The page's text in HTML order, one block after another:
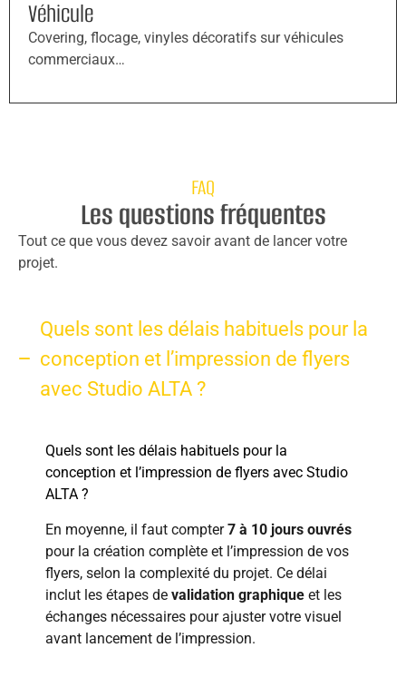
Véhicule
Covering, flocage, vinyles décoratifs sur véhicules
commerciaux…
FAQ
Les questions fréquentes
Tout ce que vous devez savoir avant de lancer votre
projet.
Quels sont les délais habituels pour la
conception et l’impression de flyers
avec Studio ALTA ?
Quels sont les délais habituels pour la
conception et l’impression de flyers avec Studio
ALTA ?
En moyenne, il faut compter7 à 10 jours ouvrés
pour la création complète et l’impression de vos
flyers, selon la complexité du projet. Ce délai
inclut les étapes de validation graphique et les
échanges nécessaires pour ajuster votre visuel
avant lancement de l’impression.